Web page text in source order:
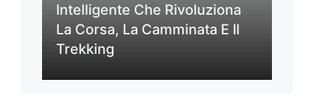
Intelligente Che Rivoluziona
La Corsa, La Camminata E Il
Trekking